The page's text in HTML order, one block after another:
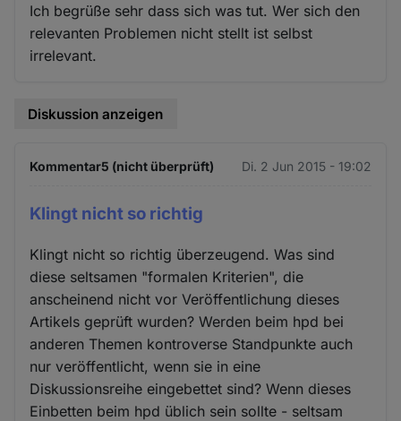
Ich begrüße sehr dass sich was tut. Wer sich den
relevanten Problemen nicht stellt ist selbst
irrelevant.
Diskussion anzeigen
Kommentar5 (nicht überprüft) Di. 2 Jun 2015 - 19:02
Klingt nicht so richtig
Klingt nicht so richtig überzeugend. Was sind
diese seltsamen "formalen Kriterien", die
anscheinend nicht vor Veröffentlichung dieses
Artikels geprüft wurden? Werden beim hpd bei
anderen Themen kontroverse Standpunkte auch
nur veröffentlicht, wenn sie in eine
Diskussionsreihe eingebettet sind? Wenn dieses
Einbetten beim hpd üblich sein sollte - seltsam